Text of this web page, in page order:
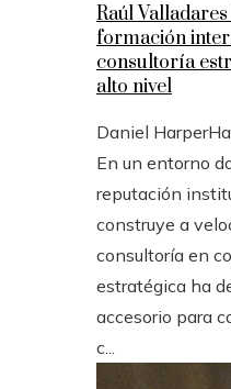
Raúl
formación
consultoría
alto nivel
Daniel Harper
En un entorno
reputación
construye a
consultoría en
estratégica ha
accesorio para
c...